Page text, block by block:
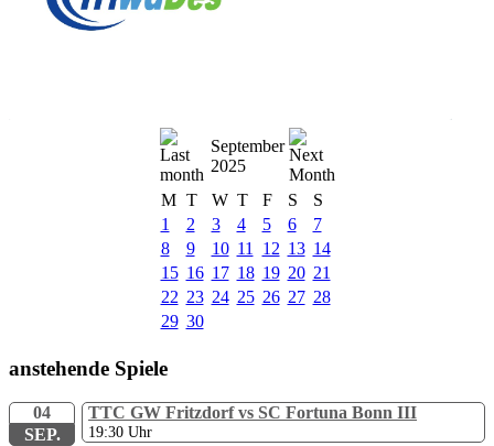
September
2025
M T W T F S
S
1
2 3 4 5 6
7
8
9 10 11 12 13 14
15 16 17 18 19 20 21
22 23 24 25 26 27 28
29 30
anstehende Spiele
04
SEP.
TTC GW Fritzdorf vs SC Fortuna Bonn III
19:30 Uhr